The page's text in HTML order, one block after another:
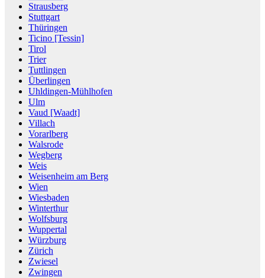
Strausberg
Stuttgart
Thüringen
Ticino [Tessin]
Tirol
Trier
Tuttlingen
Überlingen
Uhldingen-Mühlhofen
Ulm
Vaud [Waadt]
Villach
Vorarlberg
Walsrode
Wegberg
Weis
Weisenheim am Berg
Wien
Wiesbaden
Winterthur
Wolfsburg
Wuppertal
Würzburg
Zürich
Zwiesel
Zwingen